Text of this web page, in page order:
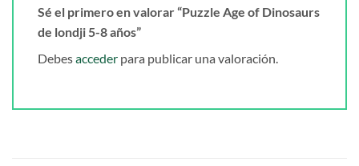
Sé el primero en valorar “Puzzle Age of Dinosaurs
de londji 5-8 años”
Debesacceder para publicar una valoración.